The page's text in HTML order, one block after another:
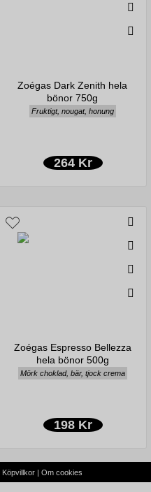
Zoégas Dark Zenith hela
bönor 750g
Fruktigt, nougat, honung
264 Kr
Zoégas Espresso Bellezza
hela bönor 500g
Mörk choklad, bär, tjock crema
198 Kr
Köpvillkor| Om cookies